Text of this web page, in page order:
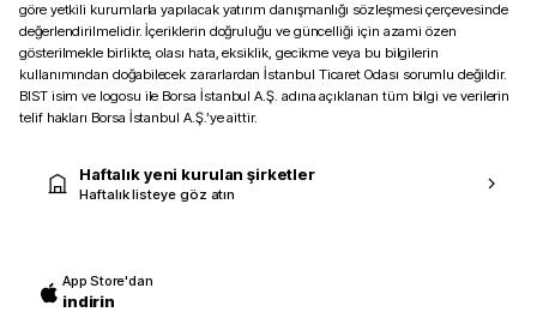
göre yetkili kurumlarla yapılacak yatırım danışmanlığı sözleşmesi çerçevesinde
değerlendirilmelidir. İçeriklerin doğruluğu ve güncelliği için azami özen
gösterilmekle birlikte, olası hata, eksiklik, gecikme veya bu bilgilerin
kullanımından doğabilecek zararlardan İstanbul Ticaret Odası sorumlu değildir.
BIST isim ve logosu ile Borsa İstanbul A.Ş. adına açıklanan tüm bilgi ve verilerin
telif hakları Borsa İstanbul A.Ş.’ye aittir.
Haftalık yeni kurulan şirketler
Haftalık listeye göz atın
App Store'dan
indirin